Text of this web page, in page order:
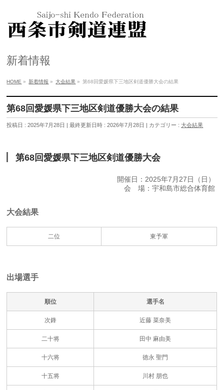
新着情報
HOME » 新着情報 » 大会結果 » 第68回愛媛県下三地区剣道優勝大会の結果
第68回愛媛県下三地区剣道優勝大会の結果
投稿日 : 2025年7月28日 最終更新日時 : 2026年7月28日 カテゴリー :大会結果
第68回愛媛県下三地区剣道優勝大会
開催日：2025年7月27日（日）
会 場：宇和島市総合体育館
大会結果
二位 東予軍
出場選手
順位 選手名
次鋒 近藤 菜奈美
二十将 田中 麻由美
十六将 徳永 聖門
十五将 川村 朋也